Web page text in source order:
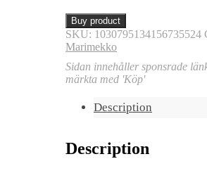
Buy product
SKU: 1030795134156735524
Marimekko
Sidan innehåller sponsrade
märkta med 'Köp'
Description
Description